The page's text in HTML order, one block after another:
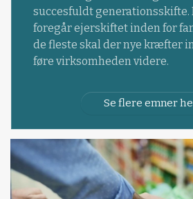
succesfuldt generationsskifte.
foregår ejerskiftet inden for
de fleste skal der nye kræfter
føre virksomheden videre.
Se flere emner